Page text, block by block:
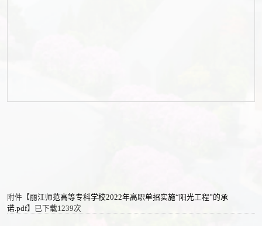
附件【丽江师范高等专科学校2022年高职单招实施“阳光工程”的承
诺.pdf】已下载1239次